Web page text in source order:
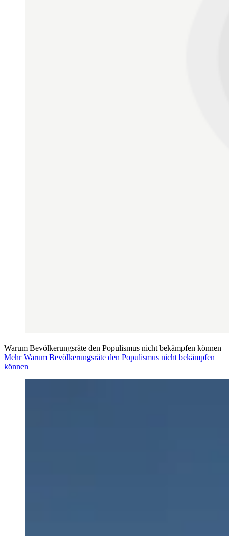
Warum Bevölkerungsräte den Populismus nicht bekämpfen können
Mehr Warum Bevölkerungsräte den Populismus nicht bekämpfen
können